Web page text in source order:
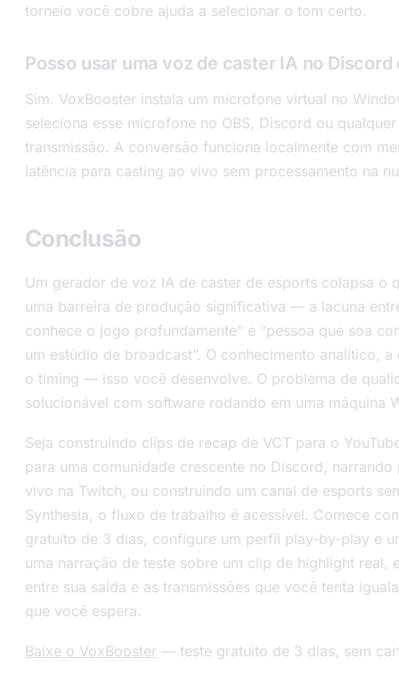
torneio você cobre ajuda a selecionar o tom certo.
Posso usar uma voz de caster IA no Discord
Sim. VoxBooster instala um microfone virtual no
seleciona esse microfone no OBS, Discord ou
transmissão. A conversão funciona localmente com
latência para casting ao vivo sem processamento na
Conclusão
Um gerador de voz IA de caster de esports colapsa o
uma barreira de produção significativa — a lacuna
conhece o jogo profundamente” e “pessoa que soa
um estúdio de broadcast”. O conhecimento analítico,
o timing — isso você desenvolve. O problema de
solucionável com software rodando em uma máquina
Seja construindo clips de recap de VCT para o
para uma comunidade crescente no Discord,
vivo na Twitch, ou construindo um canal de esports
Synthesia, o fluxo de trabalho é acessível. Comece
gratuito de 3 dias, configure um perfil play-by-play e
uma narração de teste sobre um clip de highlight real,
entre sua saída e as transmissões que você tenta
que você espera.
Baixe o VoxBooster — teste gratuito de 3 dias, sem